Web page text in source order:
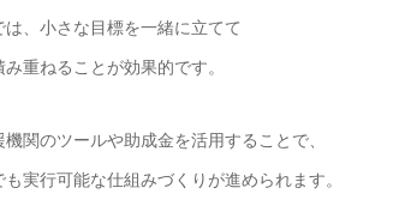
は、小さな目標を一緒に立てて
重ねることが効果的です。
機関のツールや助成金を活用することで、
実行可能な仕組みづくりが進められます。